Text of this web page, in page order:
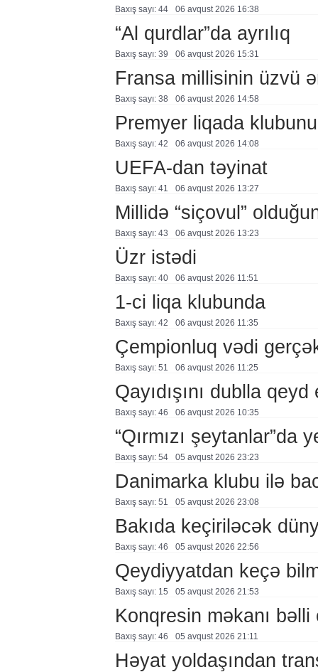
Baxış sayı: 44 06 avqust 2026 16:38
“Al qurdlar”da ayrılıq
Baxış sayı: 39 06 avqust 2026 15:31
Fransa millisinin üzvü
Baxış sayı: 38 06 avqust 2026 14:58
Premyer liqada
Baxış sayı: 42 06 avqust 2026 14:08
UEFA-dan təyinat
Baxış sayı: 41 06 avqust 2026 13:27
Millidə “siçovul”
Baxış sayı: 43 06 avqust 2026 13:23
Üzr istədi
Baxış sayı: 40 06 avqust 2026 11:51
1-ci liqa klubunda
Baxış sayı: 42 06 avqust 2026 11:35
Çempionluq vədi
Baxış sayı: 51 06 avqust 2026 11:25
Qayıdışını dublla qeyd
Baxış sayı: 46 06 avqust 2026 10:35
“Qırmızı şeytanlar”da
Baxış sayı: 54 05 avqust 2026 23:23
Danimarka klubu ilə
Baxış sayı: 51 05 avqust 2026 23:08
Bakıda keçiriləcək
Baxış sayı: 46 05 avqust 2026 22:56
Qeydiyyatdan keçə
Baxış sayı: 15 05 avqust 2026 21:53
Konqresin məkanı bəlli
Baxış sayı: 46 05 avqust 2026 21:11
Həyat yoldaşından